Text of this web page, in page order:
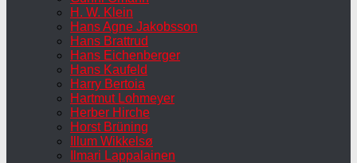
H. W. Klein
Hans Agne Jakobsson
Hans Brattrud
Hans Eichenberger
Hans Kaufeld
Harry Bertoia
Hartmut Lohmeyer
Herber Hirche
Horst Brüning
Illum Wikkelsø
Ilmari Lappalainen